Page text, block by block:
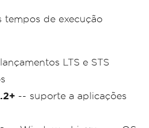
tempos de execução
LTS e STS
-- suporte a aplicações